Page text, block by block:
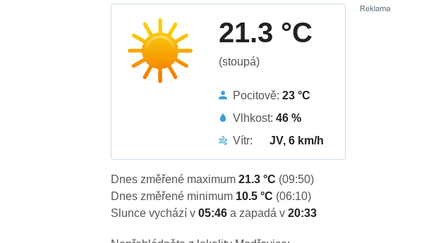
21.3 °C
(stoupá)
Pocitově:23 °C
Vlhkost:46 %
Vítr:
JV, 6 km/h
Dnes změřené maximum21.3 °C (09:50)
Dnes změřené minimum 10.5 °C (06:10)
Slunce vychází v05:46a zapadá v20:33